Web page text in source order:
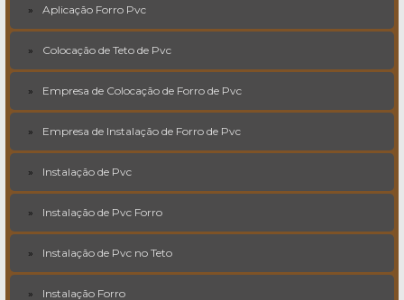
Aplicação Forro Pvc
Colocação de Teto de Pvc
Empresa de Colocação de Forro de Pvc
Empresa de Instalação de Forro de Pvc
Instalação de Pvc
Instalação de Pvc Forro
Instalação de Pvc no Teto
Instalação Forro